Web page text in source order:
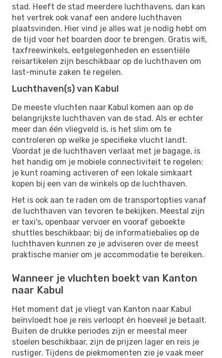
stad. Heeft de stad meerdere luchthavens, dan kan
het vertrek ook vanaf een andere luchthaven
plaatsvinden. Hier vind je alles wat je nodig hebt om
de tijd voor het boarden door te brengen. Gratis wifi,
taxfreewinkels, eetgelegenheden en essentiële
reisartikelen zijn beschikbaar op de luchthaven om
last-minute zaken te regelen.
Luchthaven(s) van Kabul
De meeste vluchten naar Kabul komen aan op de
belangrijkste luchthaven van de stad. Als er echter
meer dan één vliegveld is, is het slim om te
controleren op welke je specifieke vlucht landt.
Voordat je de luchthaven verlaat met je bagage, is
het handig om je mobiele connectiviteit te regelen:
je kunt roaming activeren of een lokale simkaart
kopen bij een van de winkels op de luchthaven.
Het is ook aan te raden om de transportopties vanaf
de luchthaven van tevoren te bekijken. Meestal zijn
er taxi's, openbaar vervoer en vooraf geboekte
shuttles beschikbaar; bij de informatiebalies op de
luchthaven kunnen ze je adviseren over de meest
praktische manier om je accommodatie te bereiken.
Wanneer je vluchten boekt van Kanton
naar Kabul
Het moment dat je vliegt van Kanton naar Kabul
beïnvloedt hoe je reis verloopt én hoeveel je betaalt.
Buiten de drukke periodes zijn er meestal meer
stoelen beschikbaar, zijn de prijzen lager en reis je
rustiger. Tijdens de piekmomenten zie je vaak meer